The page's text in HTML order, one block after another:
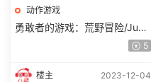
动作游戏
勇敢者的游戏：荒野冒险/Jum
anji：Wild Adventures（单机5
楼主 2023-12-04